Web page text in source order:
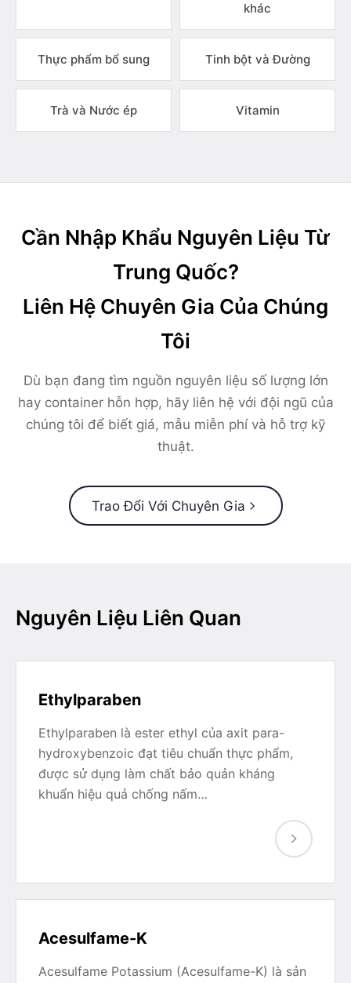
khác
Thực phẩm bổ sung Tinh bột và Đường
Trà và Nước ép Vitamin
Cần Nhập Khẩu Nguyên Liệu Từ
Trung Quốc?
Liên Hệ Chuyên Gia Của Chúng
Tôi
Dù bạn đang tìm nguồn nguyên liệu số lượng lớn
hay container hỗn hợp, hãy liên hệ với đội ngũ của
chúng tôi để biết giá, mẫu miễn phí và hỗ trợ kỹ
thuật.
Trao Đổi Với Chuyên Gia
Nguyên Liệu Liên Quan
Ethylparaben
Ethylparaben là ester ethyl của axit para-
hydroxybenzoic đạt tiêu chuẩn thực phẩm,
được sử dụng làm chất bảo quản kháng
khuẩn hiệu quả chống nấm…
Acesulfame-K
Acesulfame Potassium (Acesulfame-K) là sản